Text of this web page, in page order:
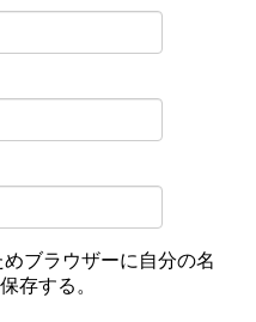
ブラウザーに自分の名
存する。